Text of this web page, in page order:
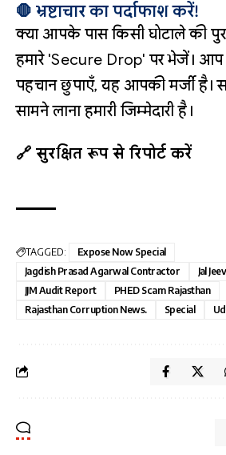
🛑 भ्रष्टाचार का पर्दाफाश करें!
क्या आपके पास किसी घोटाले की
हमारे 'Secure Drop' पर भेजें। आप
पहचान छुपाएँ, यह आपकी मर्जी है।
सामने लाना हमारी जिम्मेदारी है।
🔗 सुरक्षित रूप से रिपोर्ट करें
TAGGED:
Expose Now Special
Jagdish Prasad Agarwal Contractor
Jal
JJM Audit Report
PHED Scam Rajasthan
Rajasthan Corruption News.
Special